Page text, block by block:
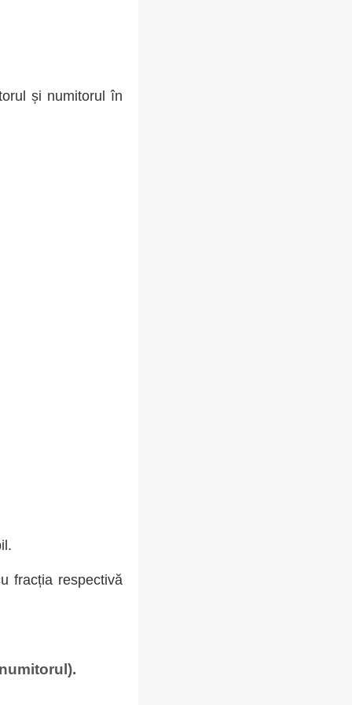
și numitorul în
fracția respectivă